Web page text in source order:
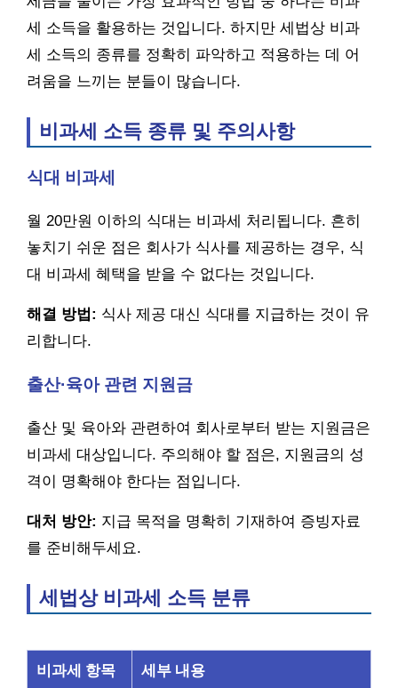
세 소득을 활용하는 것입니다. 하지만 세법상 비과
세 소득의 종류를 정확히 파악하고 적용하는 데 어
려움을 느끼는 분들이 많습니다.
비과세 소득 종류 및 주의사항
식대 비과세
월 20만원 이하의 식대는 비과세 처리됩니다. 흔히
놓치기 쉬운 점은 회사가 식사를 제공하는 경우, 식
대 비과세 혜택을 받을 수 없다는 것입니다.
해결 방법: 식사 제공 대신 식대를 지급하는 것이 유
리합니다.
출산·육아 관련 지원금
출산 및 육아와 관련하여 회사로부터 받는 지원금은
비과세 대상입니다. 주의해야 할 점은, 지원금의 성
격이 명확해야 한다는 점입니다.
대처 방안: 지급 목적을 명확히 기재하여 증빙자료
를 준비해두세요.
세법상 비과세 소득 분류
비과세 항목 세부 내용